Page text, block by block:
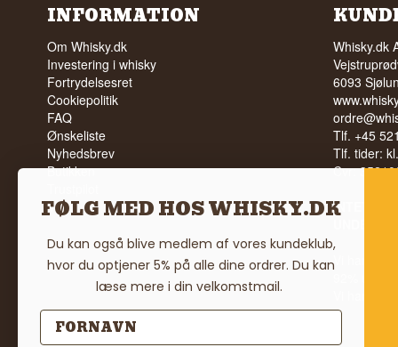
INFORMATION
Om Whisky.dk
Investering i whisky
Fortrydelsesret
Cookiepolitik
FAQ
Ønskeliste
Nyhedsbrev
Butikken
Vilkår
Whisky.dk
6093
Tlf. +45
Tlf. tider:
Cvr:
INTET
Vi har en
FØLG MED HOS WHISKY.DK
Du kan også blive medlem af vores kundeklub,
hvor du optjener 5% på alle dine ordrer. Du kan
læse mere i din velkomstmail.